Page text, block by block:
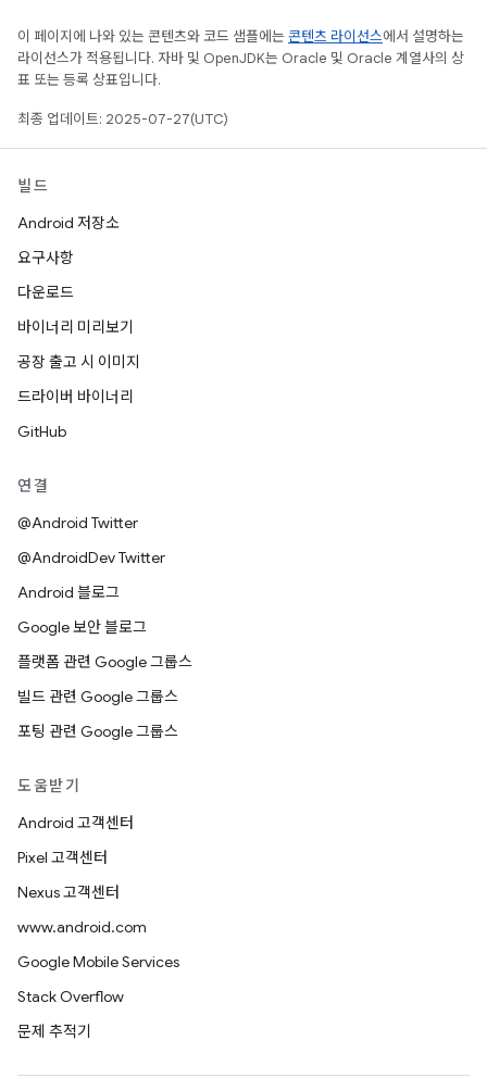
이 페이지에 나와 있는 콘텐츠와 코드 샘플에는 콘텐츠 라이선스에서 설명하는
라이선스가 적용됩니다. 자바 및 OpenJDK는 Oracle 및 Oracle 계열사의 상
표 또는 등록 상표입니다.
최종 업데이트: 2025-07-27(UTC)
빌드
Android 저장소
요구사항
다운로드
바이너리 미리보기
공장 출고 시 이미지
드라이버 바이너리
GitHub
연결
@Android Twitter
@AndroidDev Twitter
Android 블로그
Google 보안 블로그
플랫폼 관련 Google 그룹스
빌드 관련 Google 그룹스
포팅 관련 Google 그룹스
도움받기
Android 고객센터
Pixel 고객센터
Nexus 고객센터
www.android.com
Google Mobile Services
Stack Overflow
문제 추적기